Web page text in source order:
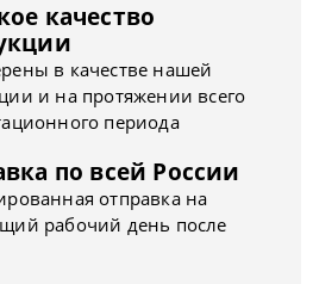
качество
в качестве нашей
и на протяжении всего
периода
по всей России
отправка на
рабочий день после